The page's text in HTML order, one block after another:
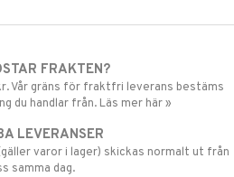
FRAKTEN?
Vår gräns för fraktfri leverans bestäms
du handlar från. Läs mer här »
LEVERANSER
varor i lager) skickas normalt ut från
samma dag.